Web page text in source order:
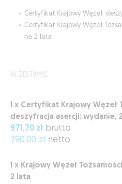
Certyfikat Krajowy Węzeł,
Certyfikat Krajowy Węzeł
na 2 lata
W ZESTAWIE:
1 x Certyfikat Krajowy Węzeł
deszyfracja asercji: wydanie,
971,70 zł brutto
790,00 zł netto
1 x Krajowy Węzeł
2 lata